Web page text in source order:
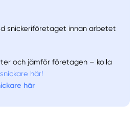
snickeriföretaget innan arbetet
och jämför företagen – kolla
här!
här